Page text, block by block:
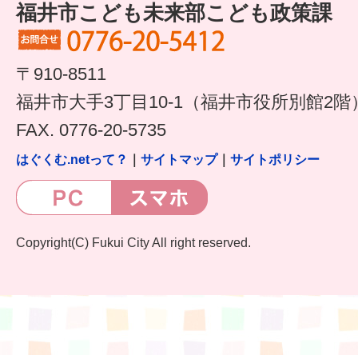
福井市こども未来部こども政策課
〒910-8511
福井市大手3丁目10-1（福井市役所別館2階
FAX. 0776-20-5735
はぐくむ.netって？ サイトマップ｜ サイトポリシー
Copyright(C) Fukui City All right reserved.
ソーシャルメディア
すまいるサポート行事案内